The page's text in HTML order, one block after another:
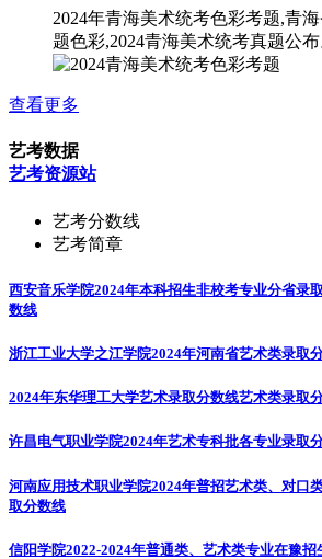
2024年青海美术统考色彩考题,青
题色彩,2024青海美术统考真题公布
查看更多
艺考数据
艺考资源站
艺考分数线
艺考简章
西安音乐学院2024年本科招生非校考专业分省录
数线
浙江工业大学之江学院2024年河南省艺术类录取
2024年东华理工大学艺术录取分数线艺术类录取
许昌电气职业学院2024年艺术专科批各专业录取
河南应用技术职业学院2024年普招艺术类、对口
取分数线
信阳学院2022-2024年普通类、艺术类专业在豫